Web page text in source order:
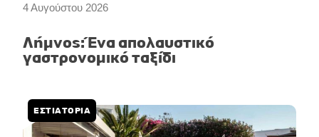
4 Αυγούστου 2026
Λήμνος: Ένα απολαυστικό
γαστρονομικό ταξίδι
ΕΣΤΙΑΤΟΡΙΑ